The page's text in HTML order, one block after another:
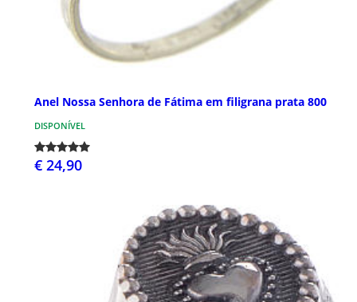
Anel Nossa Senhora de Fátima em filigrana prata 800
DISPONÍVEL
€ 24,90